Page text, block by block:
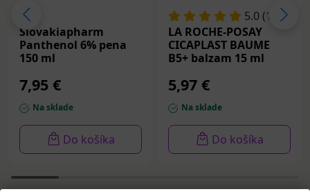
Slovakiapharm
Panthenol 6% pena
150 ml
7,95 €
Na sklade
Do košíka
5.0 (1)
LA ROCHE-POSAY
CICAPLAST BAUME
B5+ balzam 15 ml
5,97 €
Na sklade
Do košíka